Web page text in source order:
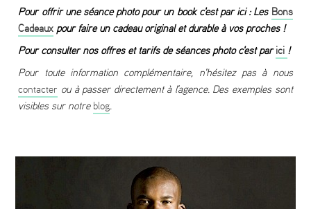
Pour offrir une séance photo pour un book c'est par ici : Les Bons
Cadeaux pour faire un cadeau original et durable à vos proches !
Pour consulter nos offres et tarifs de séances photo c'est par ici !
Pour toute information complémentaire, n'hésitez pas à nous
contacter ou à passer directement à l'agence. Des exemples sont
visibles sur notre blog.